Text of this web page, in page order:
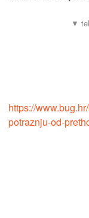
https://
potraznju-od-